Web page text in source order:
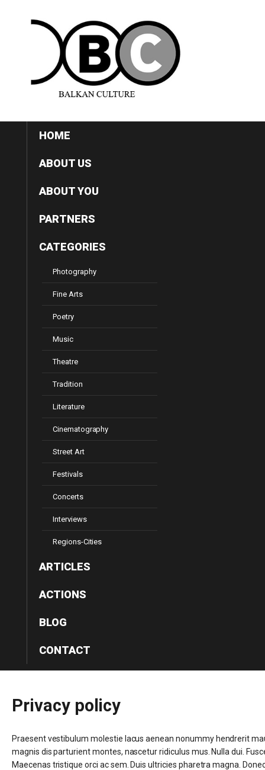
HOME
ABOUT US
ABOUT YOU
PARTNERS
CATEGORIES
Photography
Fine Arts
Poetry
Music
Theatre
Tradition
Literature
Cinematography
Street Art
Festivals
Concerts
Interviews
Regions-Cities
ARTICLES
ACTIONS
BLOG
CONTACT
Privacy policy
Praesent vestibulum molestie lacus aenean nonummy hendrerit
magnis dis parturient montes, nascetur ridiculus mus. Nulla dui.
Maecenas tristique orci ac sem. Duis ultricies pharetra magna.